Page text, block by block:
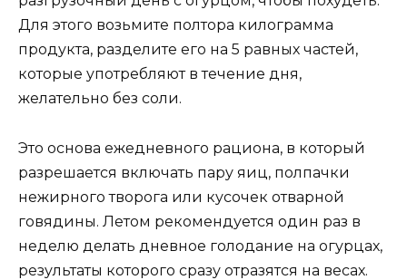
Для этого возьмите полтора килограмма
продукта, разделите его на 5 равных частей,
которые употребляют в течение дня,
желательно без соли.
Это основа ежедневного рациона, в который
разрешается включать пару яиц, полпачки
нежирного творога или кусочек отварной
говядины. Летом рекомендуется один раз в
неделю делать дневное голодание на огурцах,
результаты которого сразу отразятся на весах.